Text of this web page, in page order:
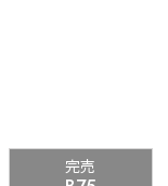
完売